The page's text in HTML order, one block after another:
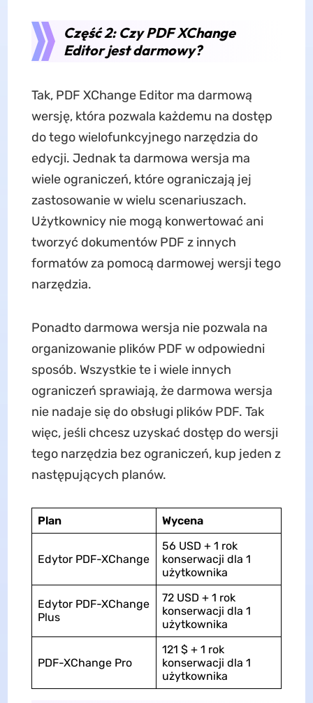
Część 2: Czy PDF XChange
Editor jest darmowy?
Tak, PDF XChange Editor ma darmową
wersję, która pozwala każdemu na dostęp
do tego wielofunkcyjnego narzędzia do
edycji. Jednak ta darmowa wersja ma
wiele ograniczeń, które ograniczają jej
zastosowanie w wielu scenariuszach.
Użytkownicy nie mogą konwertować ani
tworzyć dokumentów PDF z innych
formatów za pomocą darmowej wersji tego
narzędzia.
Ponadto darmowa wersja nie pozwala na
organizowanie plików PDF w odpowiedni
sposób. Wszystkie te i wiele innych
ograniczeń sprawiają, że darmowa wersja
nie nadaje się do obsługi plików PDF. Tak
więc, jeśli chcesz uzyskać dostęp do wersji
tego narzędzia bez ograniczeń, kup jeden z
następujących planów.
Plan Wycena
Edytor PDF-XChange
56 USD + 1 rok
konserwacji dla 1
użytkownika
Edytor PDF-XChange
Plus
72 USD + 1 rok
konserwacji dla 1
użytkownika
PDF-XChange Pro
121 $ + 1 rok
konserwacji dla 1
użytkownika